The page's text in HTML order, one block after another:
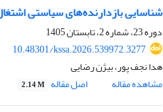
شناسایی بازدارنده‌های سیاستی
دوره 23، شماره 2، تابستان 1405
10.48301/kssa.2026.539972.3277
هدا نجف پور، بیژن رضایی
مشاهده مقاله
اصل مقاله 2.14 M